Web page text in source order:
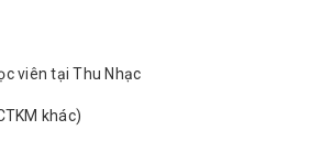
viên tại Thu Nhạc
khác)